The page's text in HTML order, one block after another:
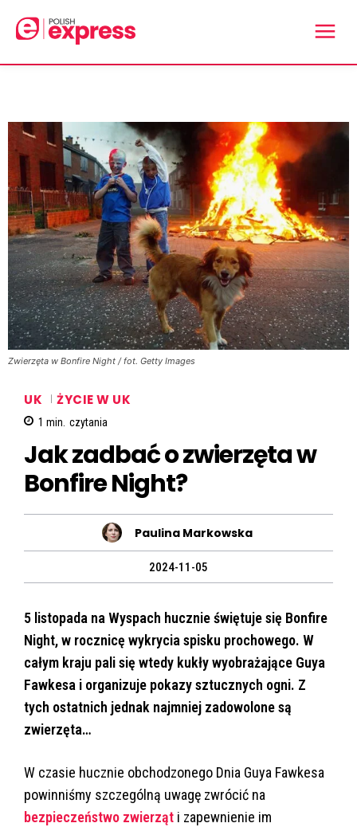
Zwierzęta w Bonfire Night / fot. Getty Images
UK ŻYCIE W UK
1 min. czytania
Jak zadbać o zwierzęta w
Bonfire Night?
Paulina Markowska
2024-11-05
5 listopada na Wyspach hucznie świętuje się Bonfire
Night, w rocznicę wykrycia spisku prochowego. W
całym kraju pali się wtedy kukły wyobrażające Guya
Fawkesa i organizuje pokazy sztucznych ogni. Z
tych ostatnich jednak najmniej zadowolone są
zwierzęta…
W czasie hucznie obchodzonego Dnia Guya Fawkesa
powinniśmy szczególną uwagę zwrócić na
bezpieczeństwo zwierząt i zapewnienie im